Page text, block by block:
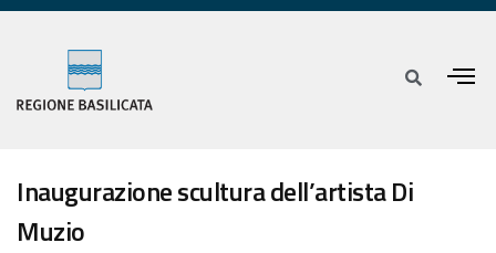
Inaugurazione scultura dell’artista Di
Muzio